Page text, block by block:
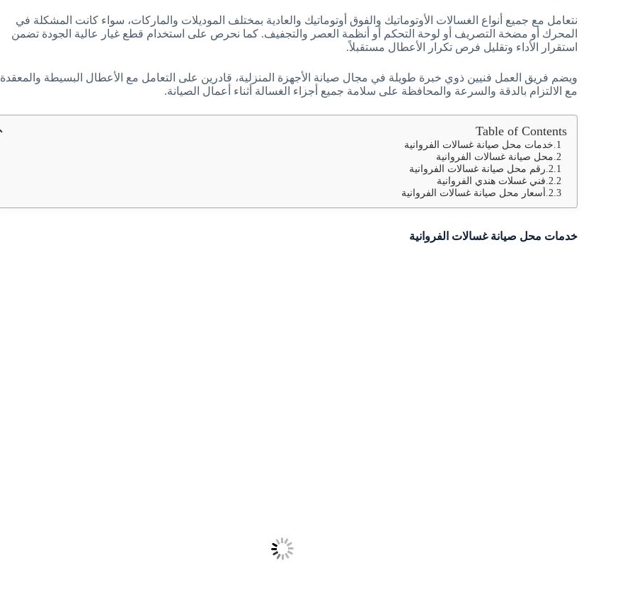
نتعامل مع جميع أنواع الغسالات الأوتوماتيك والفوق أوتوماتيك والعادية بمختلف الموديلات والماركات، سواء كانت المشكلة في
المحرك أو مضخة التصريف أو لوحة التحكم أو أنظمة العصر والتجفيف. كما نحرص على استخدام قطع غيار عالية الجودة تضمن
استقرار الأداء وتقليل فرص تكرار الأعطال مستقبلاً.
ويضم فريق العمل فنيين ذوي خبرة طويلة في مجال صيانة الأجهزة المنزلية، قادرين على التعامل مع الأعطال البسيطة والمعقدة
مع الالتزام بالدقة والسرعة والمحافظة على سلامة جميع أجزاء الغسالة أثناء أعمال الصيانة.
Table of Contents
خدمات محل صيانة غسالات الفروانية
محل صيانة غسالات الفروانية
رقم محل صيانة غسالات الفروانية
فني غسلات هندي الفروانية
أسعار محل صيانة غسالات الفروانية
خدمات محل صيانة غسالات الفروانية